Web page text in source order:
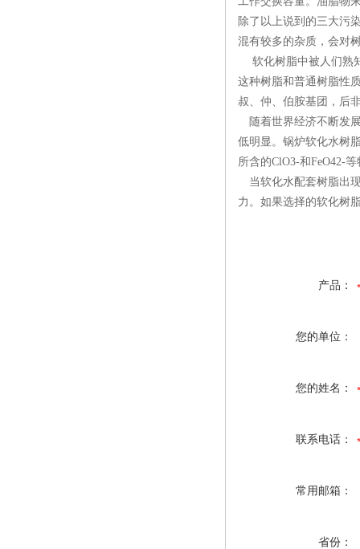
除了以上说到的三大污
混有较多的杂质，会对
软化树脂中被人们熟
这种树脂和普通树脂性
叔、仲、伯胺基团，后
随着世界经济不断发
低明显。锅炉软化水树
所含的ClO3-和FeO42-
当软化水配套树脂出
力。如果选择的软化树
产品：
您的单位：
您的姓名：
联系电话：
常用邮箱：
省份：